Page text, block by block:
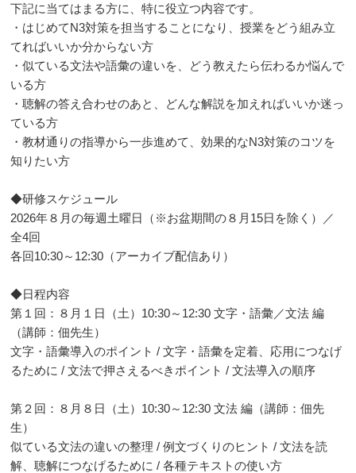
下記に当てはまる方に、特に役立つ内容です。
・はじめてN3対策を担当することになり、授業をどう組み立
てればいいか分からない方
・似ている文法や語彙の違いを、どう教えたら伝わるか悩んで
いる方
・聴解の答え合わせのあと、どんな解説を加えればいいか迷っ
ている方
・教材通りの指導から一歩進めて、効果的なN3対策のコツを
知りたい方
◆研修スケジュール
2026年８月の毎週土曜日（※お盆期間の８月15日を除く）／
全4回
各回10:30～12:30（アーカイブ配信あり）
◆日程内容
第１回：８月１日（土）10:30～12:30 文字・語彙／文法 編
（講師：佃先生）
文字・語彙導入のポイント / 文字・語彙を定着、応用につなげ
るために / 文法で押さえるべきポイント / 文法導入の順序
第２回：８月８日（土）10:30～12:30 文法 編（講師：佃先
生）
似ている文法の違いの整理 / 例文づくりのヒント / 文法を読
解、聴解につなげるために / 各種テキストの使い方